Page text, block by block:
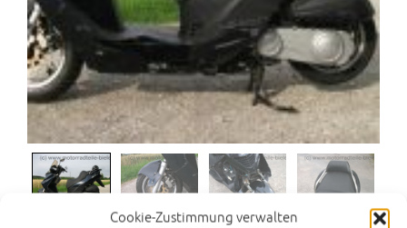
Cookie-Zustimmung verwalten